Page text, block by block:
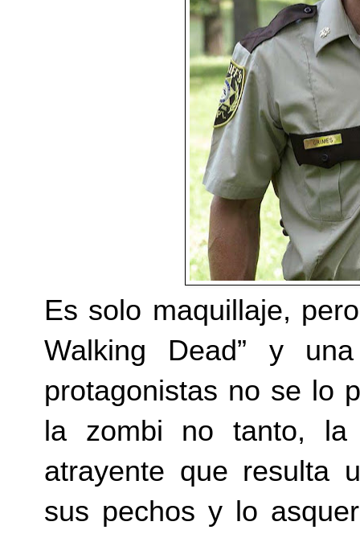
Es solo maquillaje,
Walking Dead” y
protagonistas no se lo
la zombi no tanto, la
atrayente que resulta
sus pechos y lo